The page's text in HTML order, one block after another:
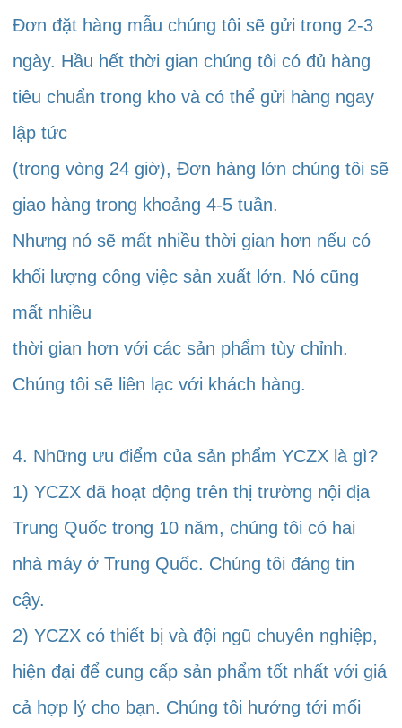
Đơn đặt hàng mẫu chúng tôi sẽ gửi trong 2-3
ngày. Hầu hết thời gian chúng tôi có đủ hàng
tiêu chuẩn trong kho và có thể gửi hàng ngay
lập tức
(trong vòng 24 giờ), Đơn hàng lớn chúng tôi sẽ
giao hàng trong khoảng 4-5 tuần.
Nhưng nó sẽ mất nhiều thời gian hơn nếu có
khối lượng công việc sản xuất lớn. Nó cũng
mất nhiều
thời gian hơn với các sản phẩm tùy chỉnh.
Chúng tôi sẽ liên lạc với khách hàng.
4. Những ưu điểm của sản phẩm YCZX là gì?
1) YCZX đã hoạt động trên thị trường nội địa
Trung Quốc trong 10 năm, chúng tôi có hai
nhà máy ở Trung Quốc. Chúng tôi đáng tin
cậy.
2) YCZX có thiết bị và đội ngũ chuyên nghiệp,
hiện đại để cung cấp sản phẩm tốt nhất với giá
cả hợp lý cho bạn. Chúng tôi hướng tới mối